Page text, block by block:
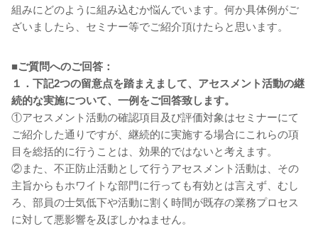
組みにどのように組み込むか悩んでいます。何か具体例がご
ざいましたら、セミナー等でご紹介頂けたらと思います。
■ご質問へのご回答：
１．下記2つの留意点を踏まえまして、アセスメント活動の継
続的な実施について、一例をご回答致します。
①アセスメント活動の確認項目及び評価対象はセミナーにて
ご紹介した通りですが、継続的に実施する場合にこれらの項
目を総括的に行うことは、効果的ではないと考えます。
②また、不正防止活動として行うアセスメント活動は、その
主旨からもホワイトな部門に行っても有効とは言えず、むし
ろ、部員の士気低下や活動に割く時間が既存の業務プロセス
に対して悪影響を及ぼしかねません。